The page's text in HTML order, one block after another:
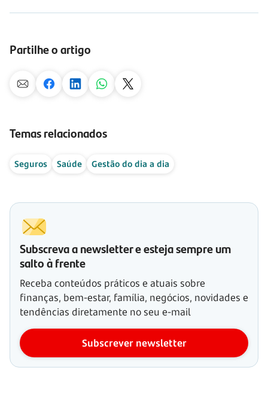
Partilhe o artigo
Temas relacionados
Seguros Saúde Gestão do dia a dia
Subscreva a newsletter e esteja sempre um
salto à frente
Receba conteúdos práticos e atuais sobre
finanças, bem-estar, família, negócios, novidades e
tendências diretamente no seu e-mail
Subscrever newsletter